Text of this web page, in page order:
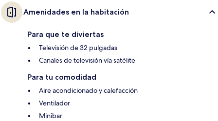
Amenidades en la habitación
Para que te diviertas
Televisión de 32 pulgadas
Canales de televisión vía satélite
Para tu comodidad
Aire acondicionado y calefacción
Ventilador
Minibar